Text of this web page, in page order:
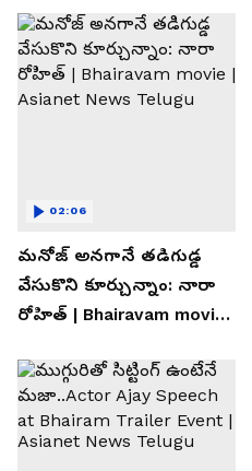
మనోజ్ అనగానే తడిగుడ్డ
వేసుకొని కూర్చున్నాం: నారా
రోహిత్ | Bhairavam movie |
02:06